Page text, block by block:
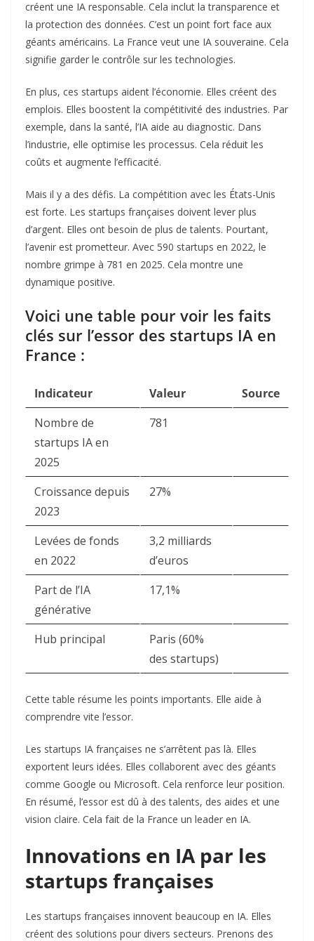
créent une IA responsable. Cela inclut la transparence et
la protection des données. C’est un point fort face aux
géants américains. La France veut une IA souveraine. Cela
signifie garder le contrôle sur les technologies.
En plus, ces startups aident l’économie. Elles créent des
emplois. Elles boostent la compétitivité des industries. Par
exemple, dans la santé, l’IA aide au diagnostic. Dans
l’industrie, elle optimise les processus. Cela réduit les
coûts et augmente l’efficacité.
Mais il y a des défis. La compétition avec les États-Unis
est forte. Les startups françaises doivent lever plus
d’argent. Elles ont besoin de plus de talents. Pourtant,
l’avenir est prometteur. Avec 590 startups en 2022, le
nombre grimpe à 781 en 2025. Cela montre une
dynamique positive.
Voici une table pour voir les faits
clés sur l’essor des startups IA en
France :
Indicateur Valeur
Source
Nombre de
startups IA en
2025
781
Croissance depuis
2023
27%
Levées de fonds
en 2022
3,2 milliards
d’euros
Part de l’IA
générative
17,1%
Hub principal
Paris (60%
des startups)
Cette table résume les points importants. Elle aide à
comprendre vite l’essor.
Les startups IA françaises ne s’arrêtent pas là. Elles
exportent leurs idées. Elles collaborent avec des géants
comme Google ou Microsoft. Cela renforce leur position.
En résumé, l’essor est dû à des talents, des aides et une
vision claire. Cela fait de la France un leader en IA.
Innovations en IA par les
startups françaises
Les startups françaises innovent beaucoup en IA. Elles
créent des solutions pour divers secteurs. Prenons des